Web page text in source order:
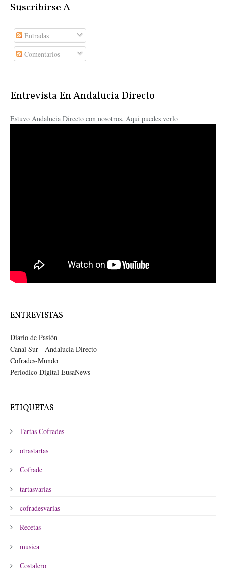
Suscribirse A
Entradas
Comentarios
Entrevista En Andalucia Directo
Estuvo Andalucia Directo con nosotros. Aqui puedes verlo
ENTREVISTAS
Diario de Pasión
Canal Sur - Andalucia Directo
Cofrades-Mundo
Periodico Digital EusaNews
ETIQUETAS
Tartas Cofrades
otrastartas
Cofrade
tartasvarias
cofradesvarias
Recetas
musica
Costalero